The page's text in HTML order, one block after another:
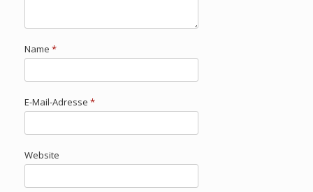
Name *
E-Mail-Adresse *
Website